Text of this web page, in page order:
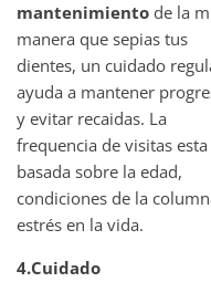
mantenimiento de la
manera que sepias tus
dientes, un cuidado
ayuda a mantener
y evitar recaidas. La
frequencia de visitas esta
basada sobre la edad,
condiciones de la
estrés en la vida.
4.Cuidado